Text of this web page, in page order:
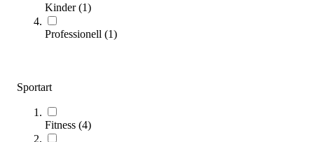
Kinder(1)
Professionell (1)
Sportart
Fitness (4)